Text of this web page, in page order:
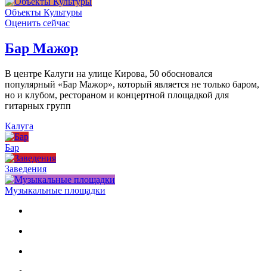
Объекты Культуры
Оценить сейчас
Бар Мажор
В центре Калуги на улице Кирова, 50 обосновался
популярный «Бар Мажор», который является не только баром,
но и клубом, рестораном и концертной площадкой для
гитарных групп
Калуга
Бар
Заведения
Музыкальные площадки